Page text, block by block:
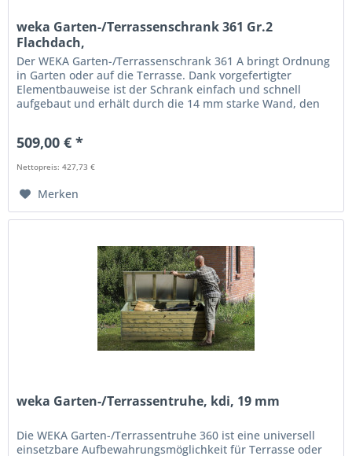
weka Garten-/Terrassenschrank 361 Gr.2
Flachdach,
Der WEKA Garten-/Terrassenschrank 361 A bringt Ordnung
in Garten oder auf die Terrasse. Dank vorgefertigter
Elementbauweise ist der Schrank einfach und schnell
aufgebaut und erhält durch die 14 mm starke Wand, den
509,00 € *
Nettopreis: 427,73 €
Merken
weka Garten-/Terrassentruhe, kdi, 19 mm
Die WEKA Garten-/Terrassentruhe 360 ist eine universell
einsetzbare Aufbewahrungsmöglichkeit für Terrasse oder